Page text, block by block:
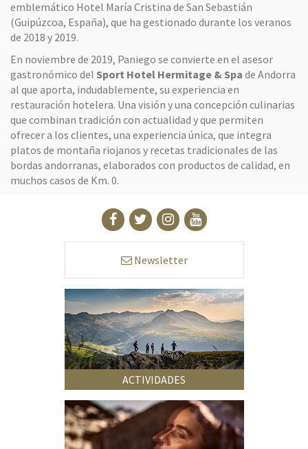
emblemático Hotel María Cristina de San Sebastián
(Guipúzcoa, España), que ha gestionado durante los veranos
de 2018 y 2019.
En noviembre de 2019, Paniego se convierte en el asesor
gastronómico del Sport Hotel Hermitage & Spa de Andorra
al que aporta, indudablemente, su experiencia en
restauración hotelera. Una visión y una concepción culinarias
que combinan tradición con actualidad y que permiten
ofrecer a los clientes, una experiencia única, que integra
platos de montaña riojanos y recetas tradicionales de las
bordas andorranas, elaborados con productos de calidad, en
muchos casos de Km. 0.
Newsletter
ACTIVIDADES